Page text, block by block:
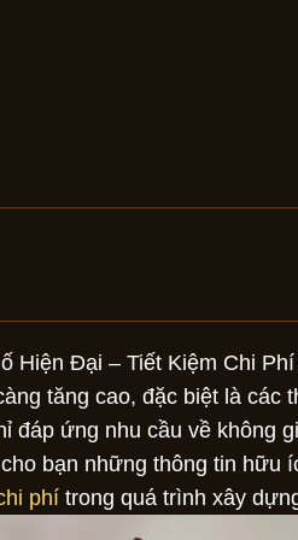
Hiện Đại – Tiết Kiệm Chi Phí
tăng cao, đặc biệt là các
đáp ứng nhu cầu về không
bạn những thông tin hữu
phí trong quá trình xây